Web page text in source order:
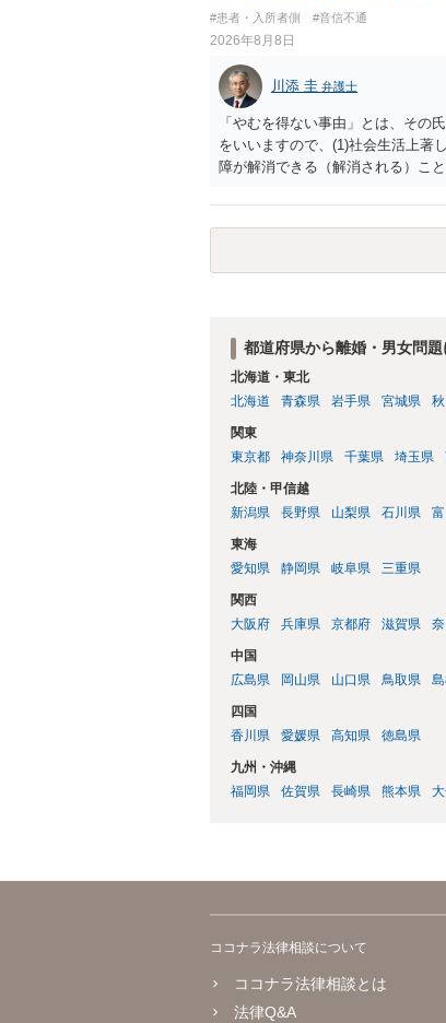
#患者・入所者側 #音信不通
2026年8月8日
川添 圭 弁護士
「やむを得ない事由」とは、その
をいいますので、(1)社会生活上著
障が解消できる（解消される）こ
出することが必要になります。「
SDの診断基準に合致した説明とそ
理的な理由の氏変更は様々な意味
されるところです。、もし本人申
都道府県から離婚・男女問
北海道・東北
北海道
青森県 岩手県 宮城県
関東
東京都
神奈川県 千葉県 埼玉県
北陸・甲信越
新潟県
長野県 山梨県 石川県
東海
愛知県
静岡県 岐阜県 三重県
関西
大阪府
兵庫県 京都府 滋賀県
中国
広島県
岡山県 山口県 鳥取県
四国
香川県
愛媛県 高知県 徳島県
九州・沖縄
福岡県
佐賀県 長崎県 熊本県
ココナラ法律相談について
ココナラ法律相談とは
法律Q&A